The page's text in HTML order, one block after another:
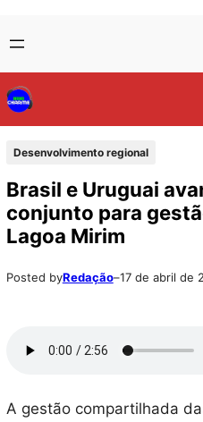
para
o
conteúdo
to
content
Desenvolvimento regional
Brasil e Uruguai
conjunto para
Lagoa Mirim
Posted byRedação–17 de abril de
A gestão compartilhada